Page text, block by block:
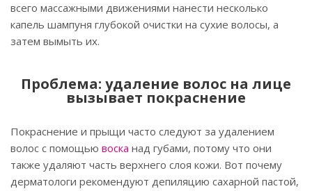
всего массажными движениями нанести несколько
капель шампуня глубокой очистки на сухие волосы, а
затем вымыть их.
Проблема: удаление волос на лице
вызывает покраснение
Покраснение и прыщи часто следуют за удалением
волос с помощью воска над губами, потому что они
также удаляют часть верхнего слоя кожи. Вот почему
дерматологи рекомендуют депиляцию сахарной пастой,